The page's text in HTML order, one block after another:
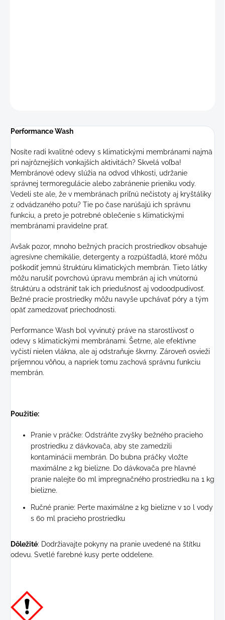
Performance Wash
Nosíte radi kvalitné odevy s klimatickými membránami najmä
pri najrôznejších vonkajších aktivitách? Skvelá voľba!
Membránové odevy slúžia na odvod vlhkosti, udržanie
správnej termoregulácie alebo zabránenie prieniku vody.
Vedeli ste ale, že v membránach priľnú nečistoty aj kryštáliky
z odvádzaného potu? Tie po čase narúšajú ich správnu
funkciu, a preto je potrebné oblečenie s klimatickými
membránami pravidelne prať.
Avšak pozor, mnoho bežných pracích prostriedkov obsahuje
agresívne chemikálie, detergenty a rozpúšťadlá, ktoré môžu
poškodiť jemnú štruktúru klimatických membrán. Tieto látky
môžu narušiť povrchovú úpravu membrán aj ich vnútornú
štruktúru a odstrániť tak ich priedušnosť aj vodoodpudivosť.
Bežné pracie prostriedky môžu navyše upchávať póry a tým
opäť zamedzovať priechodnosti.
Performance Wash bol vyvinutý práve na starostlivosť o
odevy s klimatickými membránami. Šetrne, ale efektívne
vyčistí nielen vlákna, ale aj odstraňuje škvrny. Zároveň osvieži
príjemnou vôňou, a napriek tomu zachová správnu funkciu
membrán.
Použitie:
Pranie v práčke: Odstráňte zvyšky bežného pracieho
prostriedku z dávkovača, aby ste zamedzili
kontaminácii membrán. Do bubna práčky vložte
maximálne 2 kg bielizne. Do dávkovača pre hlavné
pranie nalejte 60 ml impregnačného prostriedku na 1 kg
bielizne.
Ručné pranie: Perte maximálne 2 kg bielizne v 10 l vody
s 60 ml pracieho prostriedku
Dôležité: Dodržiavajte pokyny na pranie uvedené na štítku
odevu. Svetlé farebné kusy perte oddelene.